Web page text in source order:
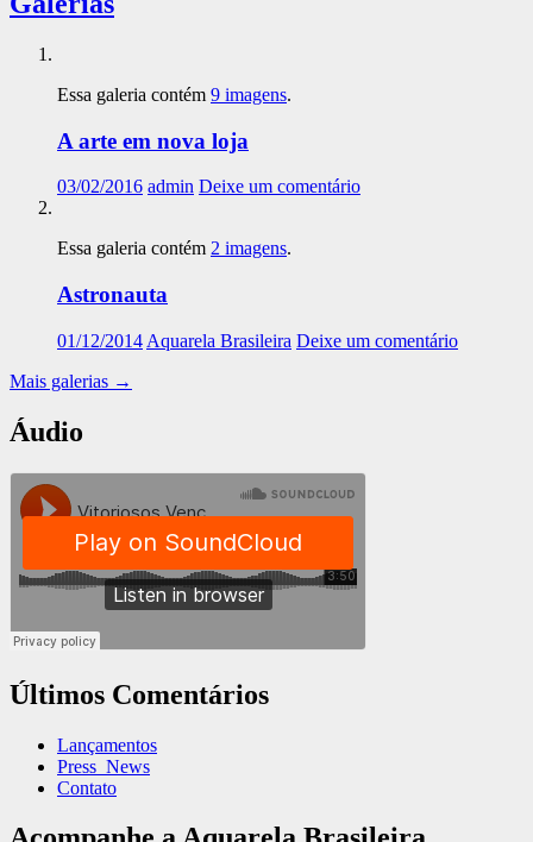
Essa galeria contém 9 imagens.
A arte em nova loja
03/02/2016 admin Deixe um comentário
Essa galeria contém 2 imagens.
Astronauta
01/12/2014 Aquarela Brasileira Deixe um comentário
Mais galerias →
Áudio
Últimos Comentários
Lançamentos
Press_News
Contato